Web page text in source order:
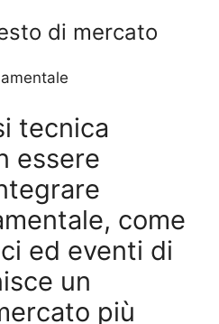
di mercato
tecnica
essere
come
ed eventi di
un
più